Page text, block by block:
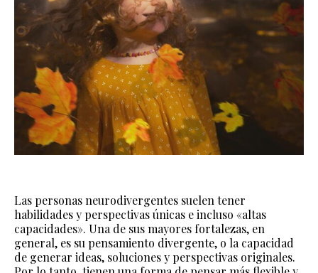
Las personas neurodivergentes suelen tener
habilidades y perspectivas únicas e incluso «altas
capacidades». Una de sus mayores fortalezas, en
general, es su pensamiento divergente, o la capacidad
de generar ideas, soluciones y perspectivas originales.